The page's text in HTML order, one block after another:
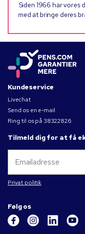
Siden 1966 har vores
med at bringe deres
Kundeservice
Livechat
Send os en e-mail
Ring til os på 38322826
Tilmeld dig for at få
Privat politik
Følg os